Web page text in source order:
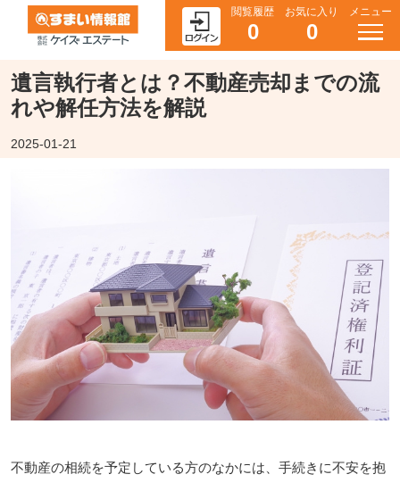
閲覧履歴
0
お気に入り
0
メニュー
遺言執行者とは？不動産売却までの流
れや解任方法を解説
2025-01-21
不動産の相続を予定している方のなかには、手続きに不安を抱